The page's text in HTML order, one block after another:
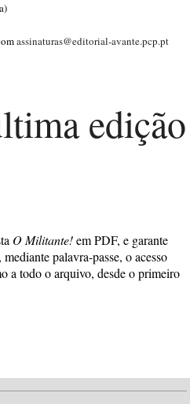
assinaturas@editorial-avante.pcp.pt
edição
O Militante!em PDF, e garante
palavra-passe, o acesso
a todo o arquivo, desde o primeiro